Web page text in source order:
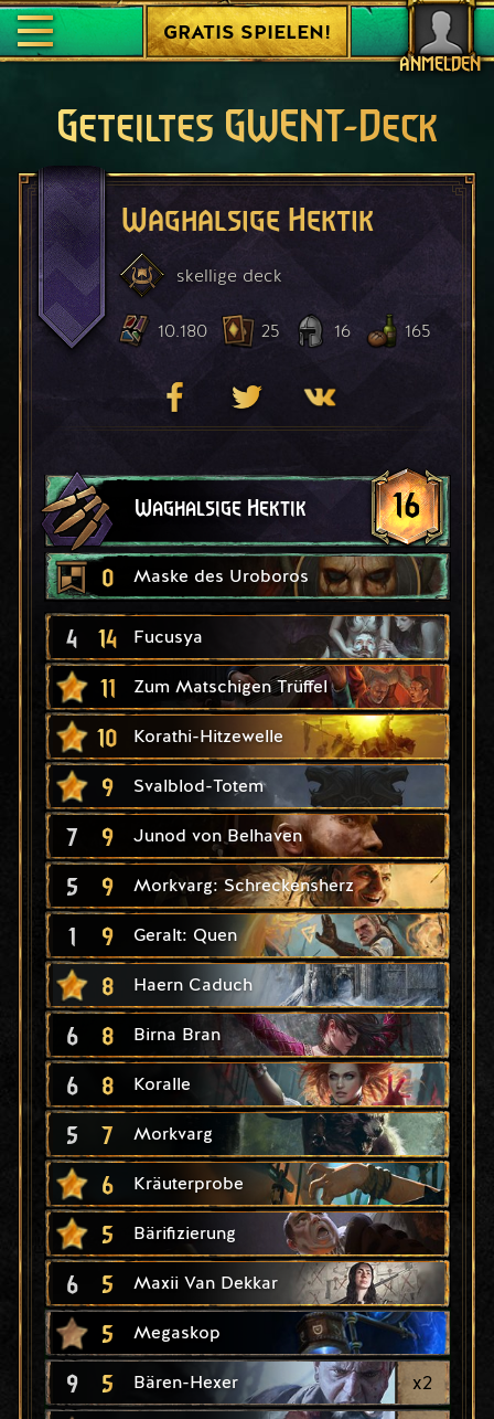
ANMELDEN
GRATIS SPIELEN!
Geteiltes GWENT-Deck
Waghalsige Hektik
skellige deck
10.180 25 16 165
Waghalsige Hektik 16
0 Maske des Uroboros
4 14 Fucusya
11 Zum Matschigen Trüffel
10 Korathi-Hitzewelle
9 Svalblod-Totem
7 9 Junod von Belhaven
5 9 Morkvarg: Schreckensherz
1 9 Geralt: Quen
8 Haern Caduch
6 8 Birna Bran
6 8 Koralle
5 7 Morkvarg
6 Kräuterprobe
5 Bärifizierung
6 5 Maxii Van Dekkar
5 Megaskop
9 5 Bären-Hexer x2